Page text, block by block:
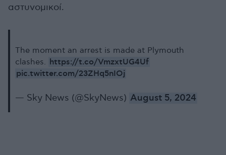
αστυνομικοί.
The moment an arrest is made at Plymouth
clashes. https://t.co/VmzxtUG4Uf
pic.twitter.com/23ZHq5nIOj
— Sky News (@SkyNews) August 5, 2024